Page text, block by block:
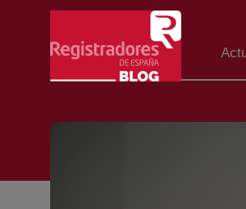
Saltar al contenido principal